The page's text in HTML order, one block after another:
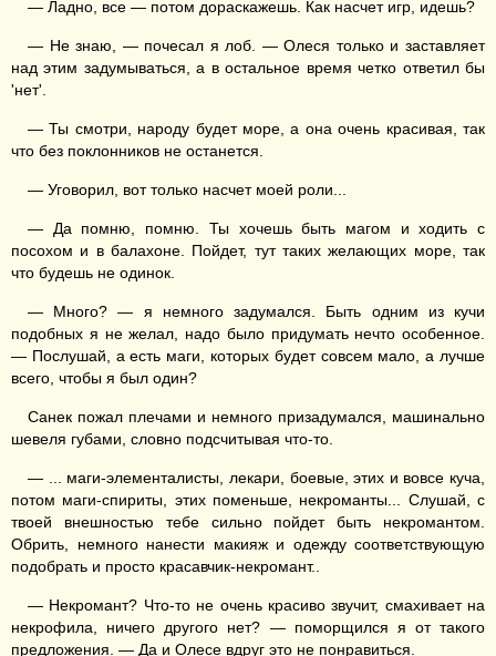
— Ладно, все — потом дораскажешь. Как насчет игр, идешь?
— Не знаю, — почесал я лоб. — Олеся только и заставляет
над этим задумываться, а в остальное время четко ответил бы
'нет'.
— Ты смотри, народу будет море, а она очень красивая, так
что без поклонников не останется.
— Уговорил, вот только насчет моей роли...
— Да помню, помню. Ты хочешь быть магом и ходить с
посохом и в балахоне. Пойдет, тут таких желающих море, так
что будешь не одинок.
— Много? — я немного задумался. Быть одним из кучи
подобных я не желал, надо было придумать нечто особенное.
— Послушай, а есть маги, которых будет совсем мало, а лучше
всего, чтобы я был один?
Санек пожал плечами и немного призадумался, машинально
шевеля губами, словно подсчитывая что-то.
— ... маги-элементалисты, лекари, боевые, этих и вовсе куча,
потом маги-спириты, этих поменьше, некроманты... Слушай, с
твоей внешностью тебе сильно пойдет быть некромантом.
Обрить, немного нанести макияж и одежду соответствующую
подобрать и просто красавчик-некромант..
— Некромант? Что-то не очень красиво звучит, смахивает на
некрофила, ничего другого нет? — поморщился я от такого
предложения. — Да и Олесе вдруг это не понравиться.